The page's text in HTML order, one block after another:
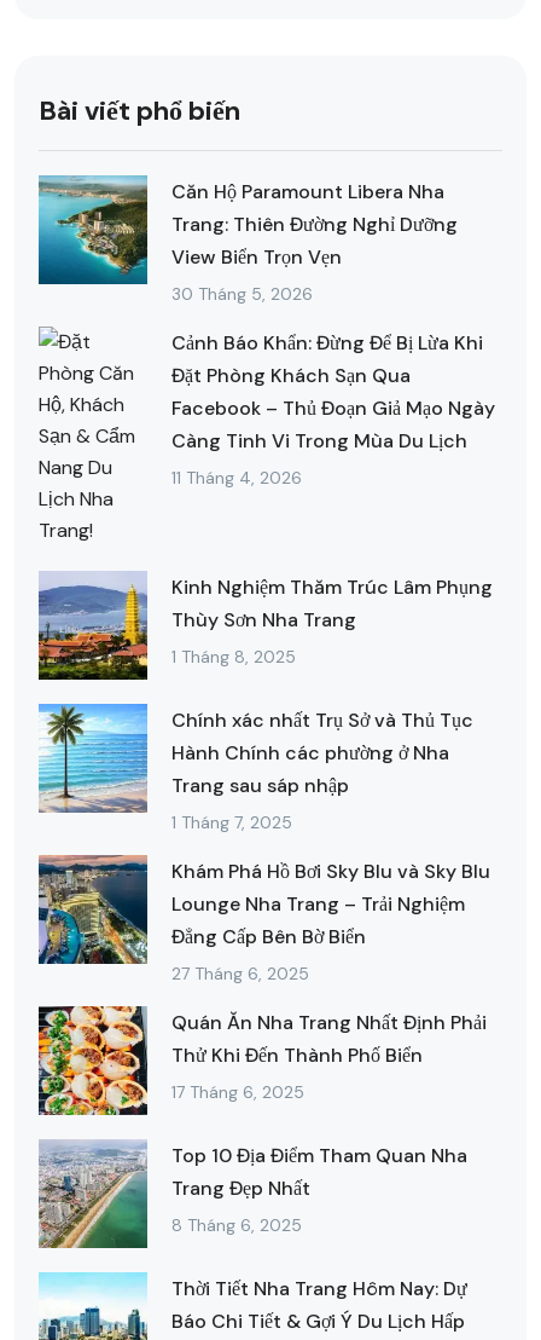
Bài viết phổ biến
Căn Hộ Paramount Libera Nha
Trang: Thiên Đường Nghỉ Dưỡng
View Biển Trọn Vẹn
30 Tháng 5, 2026
Cảnh Báo Khẩn: Đừng Để Bị Lừa Khi
Đặt Phòng Khách Sạn Qua
Facebook – Thủ Đoạn Giả Mạo Ngày
Càng Tinh Vi Trong Mùa Du Lịch
11 Tháng 4, 2026
Kinh Nghiệm Thăm Trúc Lâm Phụng
Thùy Sơn Nha Trang
1 Tháng 8, 2025
Chính xác nhất Trụ Sở và Thủ Tục
Hành Chính các phường ở Nha
Trang sau sáp nhập
1 Tháng 7, 2025
Khám Phá Hồ Bơi Sky Blu và Sky Blu
Lounge Nha Trang – Trải Nghiệm
Đẳng Cấp Bên Bờ Biển
27 Tháng 6, 2025
Quán Ăn Nha Trang Nhất Định Phải
Thử Khi Đến Thành Phố Biển
17 Tháng 6, 2025
Top 10 Địa Điểm Tham Quan Nha
Trang Đẹp Nhất
8 Tháng 6, 2025
Thời Tiết Nha Trang Hôm Nay: Dự
Báo Chi Tiết & Gợi Ý Du Lịch Hấp